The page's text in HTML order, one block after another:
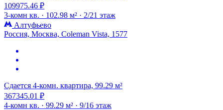
109975.46 ₽
3-комн кв. · 102.98 м² · 2/21 этаж
Алтуфьево
Россия, Москва, Coleman Vista, 1577
Сдается 4-комн. квартира, 99.29 м²
367345.01 ₽
4-комн кв. · 99.29 м² · 9/16 этаж